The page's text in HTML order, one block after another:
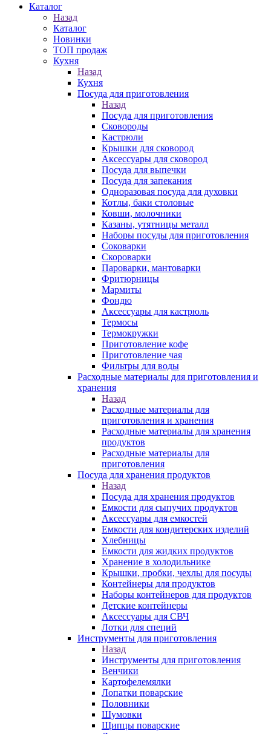
Каталог
Назад
Каталог
Новинки
ТОП продаж
Кухня
Назад
Кухня
Посуда для приготовления
Назад
Посуда для приготовления
Сковороды
Кастрюли
Крышки для сковород
Аксессуары для сковород
Посуда для выпечки
Посуда для запекания
Одноразовая посуда для духовки
Котлы, баки столовые
Ковши, молочники
Казаны, утятницы металл
Наборы посуды для приготовления
Соковарки
Скороварки
Пароварки, мантоварки
Фритюрницы
Мармиты
Фондю
Аксессуары для кастрюль
Термосы
Термокружки
Приготовление кофе
Приготовление чая
Фильтры для воды
Расходные материалы для приготовления и
хранения
Назад
Расходные материалы для
приготовления и хранения
Расходные материалы для хранения
продуктов
Расходные материалы для
приготовления
Посуда для хранения продуктов
Назад
Посуда для хранения продуктов
Емкости для сыпучих продуктов
Аксессуары для емкостей
Емкости для кондитерских изделий
Хлебницы
Емкости для жидких продуктов
Хранение в холодильнике
Крышки, пробки, чехлы для посуды
Контейнеры для продуктов
Наборы контейнеров для продуктов
Детские контейнеры
Аксессуары для СВЧ
Лотки для специй
Инструменты для приготовления
Назад
Инструменты для приготовления
Венчики
Картофелемялки
Лопатки поварские
Половники
Шумовки
Щипцы поварские